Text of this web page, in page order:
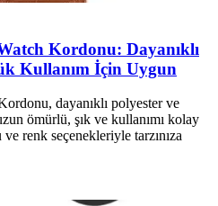
Kordonu: Dayanıklı
Kullanım İçin Uygun
dayanıklı polyester ve
ömürlü, şık ve kullanımı kolay
renk seçenekleriyle tarzınıza